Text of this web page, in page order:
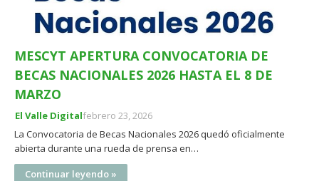
MESCYT APERTURA CONVOCATORIA DE
BECAS NACIONALES 2026 HASTA EL 8 DE
MARZO
El Valle Digitalfebrero 23, 2026
La Convocatoria de Becas Nacionales 2026 quedó oficialmente
abierta durante una rueda de prensa en…
Continuar leyendo »